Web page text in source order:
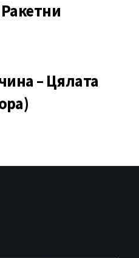
– Цялата